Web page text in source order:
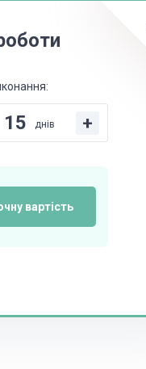
днів +
вартість